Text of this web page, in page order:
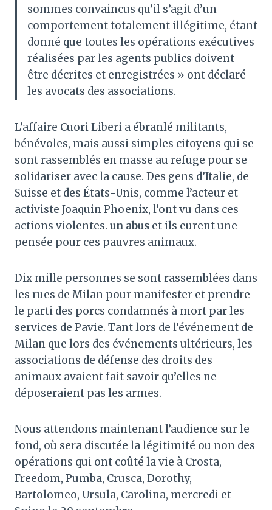
sommes convaincus qu’il s’agit d’un
comportement totalement illégitime, étant
donné que toutes les opérations exécutives
réalisées par les agents publics doivent
être décrites et enregistrées » ont déclaré
les avocats des associations.
L’affaire Cuori Liberi a ébranlé militants,
bénévoles, mais aussi simples citoyens qui se
sont rassemblés en masse au refuge pour se
solidariser avec la cause. Des gens d’Italie, de
Suisse et des États-Unis, comme l’acteur et
activiste Joaquin Phoenix, l’ont vu dans ces
actions violentes. un abus et ils eurent une
pensée pour ces pauvres animaux.
Dix mille personnes se sont rassemblées dans
les rues de Milan pour manifester et prendre
le parti des porcs condamnés à mort par les
services de Pavie. Tant lors de l’événement de
Milan que lors des événements ultérieurs, les
associations de défense des droits des
animaux avaient fait savoir qu’elles ne
déposeraient pas les armes.
Nous attendons maintenant l’audience sur le
fond, où sera discutée la légitimité ou non des
opérations qui ont coûté la vie à Crosta,
Freedom, Pumba, Crusca, Dorothy,
Bartolomeo, Ursula, Carolina, mercredi et